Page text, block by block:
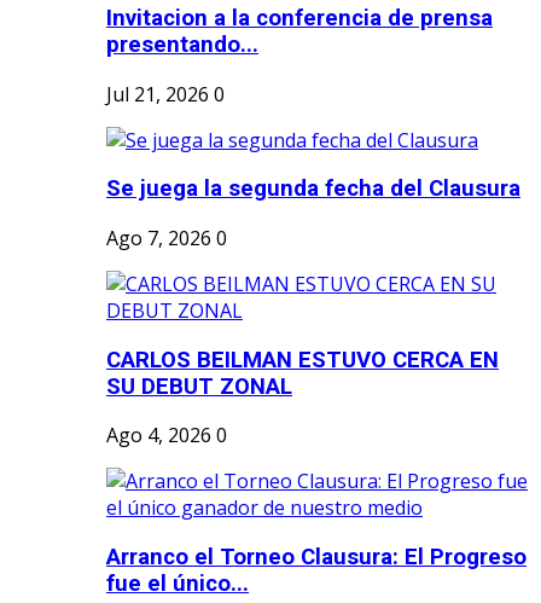
Invitacion a la conferencia de prensa
presentando...
Jul 21, 2026 0
Se juega la segunda fecha del Clausura
Ago 7, 2026 0
CARLOS BEILMAN ESTUVO CERCA EN
SU DEBUT ZONAL
Ago 4, 2026 0
Arranco el Torneo Clausura: El Progreso
fue el único...